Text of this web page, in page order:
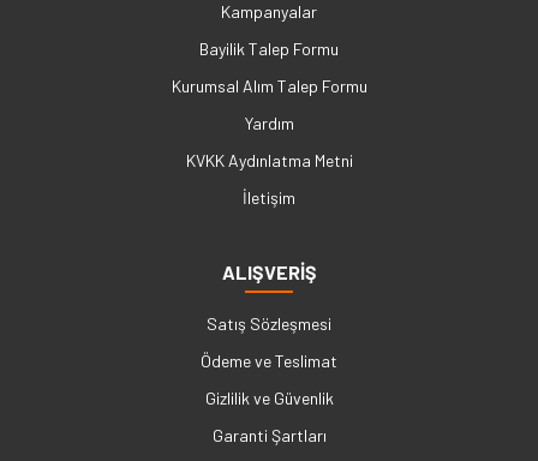
Kampanyalar
Bayilik Talep Formu
Kurumsal Alım Talep Formu
Yardım
KVKK Aydınlatma Metni
İletişim
ALIŞVERİŞ
Satış Sözleşmesi
Ödeme ve Teslimat
Gizlilik ve Güvenlik
Garanti Şartları